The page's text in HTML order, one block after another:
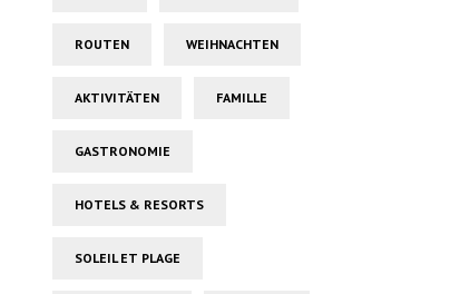
ROUTEN WEIHNACHTEN
AKTIVITÄTEN FAMILLE
GASTRONOMIE
HOTELS & RESORTS
SOLEIL ET PLAGE